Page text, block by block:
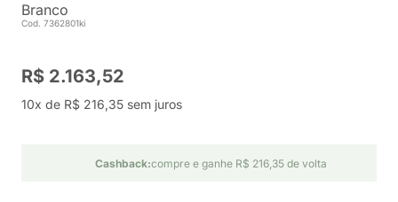
Branco
Cod. 7362801ki
R$ 2.163,52
10x de R$ 216,35 sem juros
Cashback:compre e ganhe R$ 216,35 de volta